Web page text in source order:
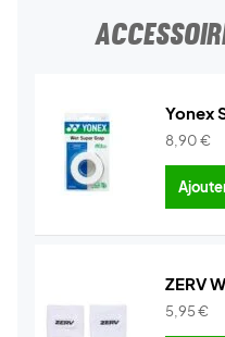
Yonex
8,90€
ZERV
5,95€